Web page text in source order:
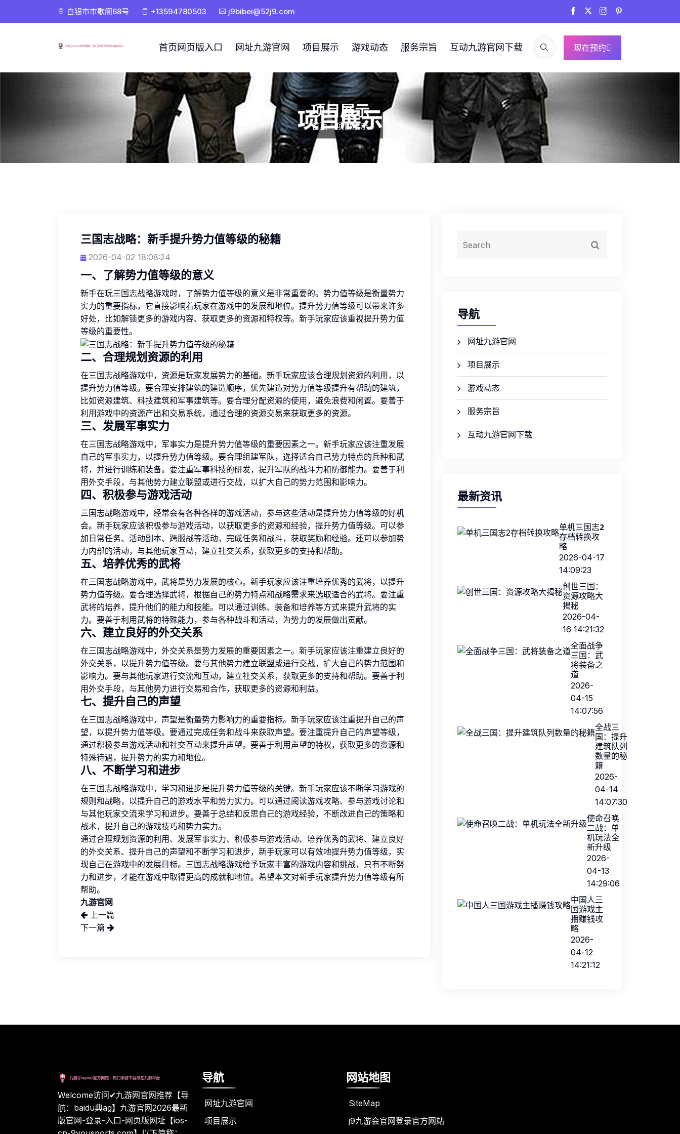
白银市市歌阁68号 +13594780503 j9bibei@52j9.com
首页网页版入口 网址九游官网 项目展示 游戏动态 服务宗旨 互动九游官网下载 现在预约
项目展示
首页 - 项目展示
三国志战略：新手提升势力值等级的秘籍
2026-04-02 18:08:24
一、了解势力值等级的意义
新手在玩三国志战略游戏时，了解势力值等级的意义是非常重要的。势力值等级是衡量势力
实力的重要指标，它直接影响着玩家在游戏中的发展和地位。提升势力值等级可以带来许多
好处，比如解锁更多的游戏内容、获取更多的资源和特权等。新手玩家应该重视提升势力值
等级的重要性。
二、合理规划资源的利用
在三国志战略游戏中，资源是玩家发展势力的基础。新手玩家应该合理规划资源的利用，以
提升势力值等级。要合理安排建筑的建造顺序，优先建造对势力值等级提升有帮助的建筑，
比如资源建筑、科技建筑和军事建筑等。要合理分配资源的使用，避免浪费和闲置。要善于
利用游戏中的资源产出和交易系统，通过合理的资源交易来获取更多的资源。
三、发展军事实力
在三国志战略游戏中，军事实力是提升势力值等级的重要因素之一。新手玩家应该注重发展
自己的军事实力，以提升势力值等级。要合理组建军队，选择适合自己势力特点的兵种和武
将，并进行训练和装备。要注重军事科技的研发，提升军队的战斗力和防御能力。要善于利
用外交手段，与其他势力建立联盟或进行交战，以扩大自己的势力范围和影响力。
四、积极参与游戏活动
三国志战略游戏中，经常会有各种各样的游戏活动，参与这些活动是提升势力值等级的好机
会。新手玩家应该积极参与游戏活动，以获取更多的资源和经验，提升势力值等级。可以参
加日常任务、活动副本、跨服战等活动，完成任务和战斗，获取奖励和经验。还可以参加势
力内部的活动，与其他玩家互动，建立社交关系，获取更多的支持和帮助。
五、培养优秀的武将
在三国志战略游戏中，武将是势力发展的核心。新手玩家应该注重培养优秀的武将，以提升
势力值等级。要合理选择武将，根据自己的势力特点和战略需求来选取适合的武将。要注重
武将的培养，提升他们的能力和技能。可以通过训练、装备和培养等方式来提升武将的实
力。要善于利用武将的特殊能力，参与各种战斗和活动，为势力的发展做出贡献。
六、建立良好的外交关系
在三国志战略游戏中，外交关系是势力发展的重要因素之一。新手玩家应该注重建立良好的
外交关系，以提升势力值等级。要与其他势力建立联盟或进行交战，扩大自己的势力范围和
影响力。要与其他玩家进行交流和互动，建立社交关系，获取更多的支持和帮助。要善于利
用外交手段，与其他势力进行交易和合作，获取更多的资源和利益。
七、提升自己的声望
在三国志战略游戏中，声望是衡量势力影响力的重要指标。新手玩家应该注重提升自己的声
望，以提升势力值等级。要通过完成任务和战斗来获取声望。要注重提升自己的声望等级，
通过积极参与游戏活动和社交互动来提升声望。要善于利用声望的特权，获取更多的资源和
特殊待遇，提升势力的实力和地位。
八、不断学习和进步
在三国志战略游戏中，学习和进步是提升势力值等级的关键。新手玩家应该不断学习游戏的
规则和战略，以提升自己的游戏水平和势力实力。可以通过阅读游戏攻略、参与游戏讨论和
与其他玩家交流来学习和进步。要善于总结和反思自己的游戏经验，不断改进自己的策略和
战术，提升自己的游戏技巧和势力实力。
通过合理规划资源的利用、发展军事实力、积极参与游戏活动、培养优秀的武将、建立良好
的外交关系、提升自己的声望和不断学习和进步，新手玩家可以有效地提升势力值等级，实
现自己在游戏中的发展目标。三国志战略游戏给予玩家丰富的游戏内容和挑战，只有不断努
力和进步，才能在游戏中取得更高的成就和地位。希望本文对新手玩家提升势力值等级有所
帮助。
九游官网
上一篇
下一篇
导航
网址九游官网
项目展示
游戏动态
服务宗旨
互动九游官网下载
最新资讯
单机三国志2
存档转换攻
略
2026-04-17
14:09:23
创世三国：
资源攻略大
揭秘
2026-04-
16 14:21:32
全面战争
三国：武
将装备之
道
2026-
04-15
14:07:56
全战三
国：提升
建筑队列
数量的秘
籍
2026-
04-14
14:07:30
使命召唤
二战：单
机玩法全
新升级
2026-
04-13
14:29:06
中国人三
国游戏主
播赚钱攻
略
2026-
04-12
14:21:12
Welcome访问✔九游网官网推荐【导
航：baidu典ag】九游官网2026最新
版官网-登录-入口-网页版网址【ios-
导航
网址九游官网
项目展示
网站地图
SiteMap
j9九游会官网登录官方网站